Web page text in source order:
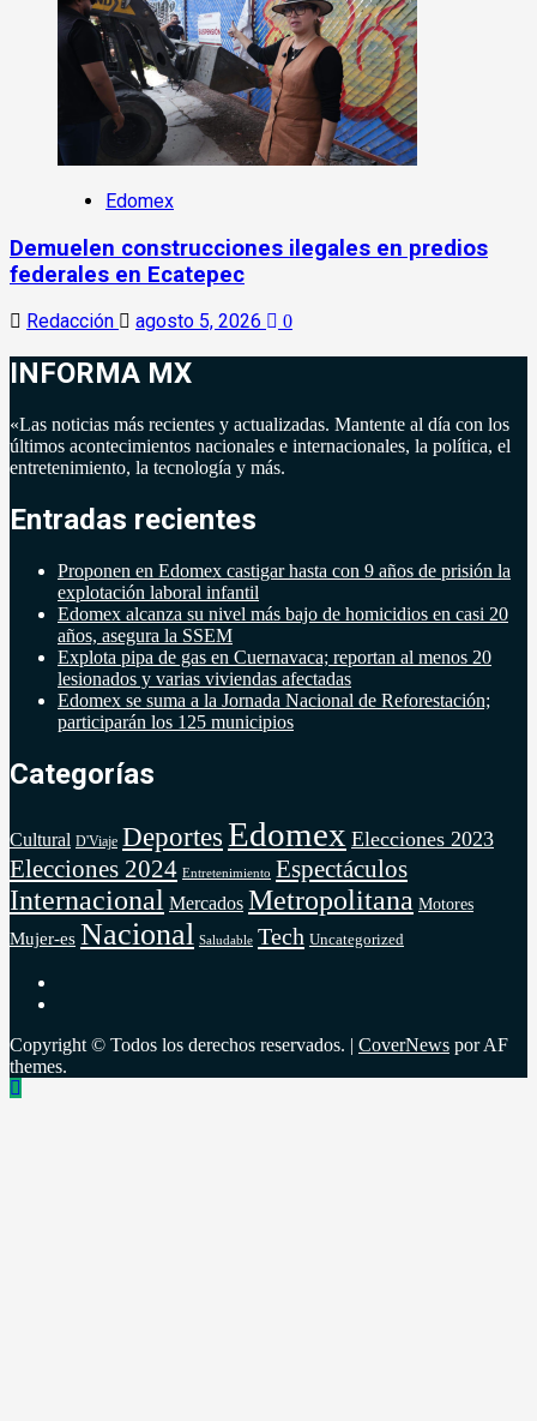
Edomex
Demuelen construcciones ilegales en predios
federales en Ecatepec
Redacción agosto 5, 2026 0
INFORMA MX
«Las noticias más recientes y actualizadas. Mantente al día con los
últimos acontecimientos nacionales e internacionales, la política, el
entretenimiento, la tecnología y más.
Entradas recientes
Proponen en Edomex castigar hasta con 9 años de prisión la
explotación laboral infantil
Edomex alcanza su nivel más bajo de homicidios en casi 20
años, asegura la SSEM
Explota pipa de gas en Cuernavaca; reportan al menos 20
lesionados y varias viviendas afectadas
Edomex se suma a la Jornada Nacional de Reforestación;
participarán los 125 municipios
Categorías
Cultural D'Viaje Deportes Edomex Elecciones 2023
Elecciones 2024 Entretenimiento Espectáculos
Internacional Mercados Metropolitana Motores
Mujer-es Nacional Saludable Tech Uncategorized
Copyright © Todos los derechos reservados. | CoverNews por AF
themes.